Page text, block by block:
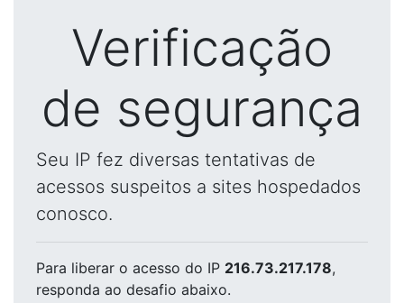
Verificação
de segurança
Seu IP fez diversas tentativas de
acessos suspeitos a sites hospedados
conosco.
Para liberar o acesso do IP 216.73.217.178,
responda ao desafio abaixo.